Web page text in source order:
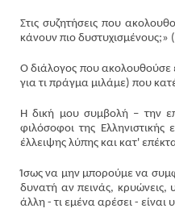
Στις συζητήσεις που
κάνουν πιο
Ο διάλογος που ακολουθούσε
για τι πράγμα μιλάμε) που
Η δική μου συμβολή – την
φιλόσοφοι της
έλλειψης λύπης και κατ'
Ίσως να μην μπορούμε να
δυνατή αν πεινάς, κρυώνεις,
άλλη - τι εμένα αρέσει - είναι